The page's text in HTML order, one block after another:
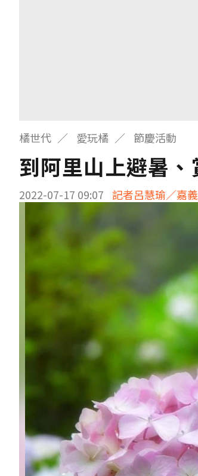
橘世代 愛玩橘 節慶活動
到阿里山上避暑
2022-07-17 09:07 記者呂慧瑜／嘉